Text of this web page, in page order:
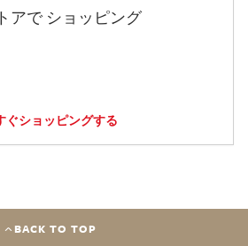
アで ショッピング
ぐショッピングする
BACK TO TOP